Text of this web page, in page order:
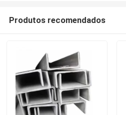
Produtos recomendados